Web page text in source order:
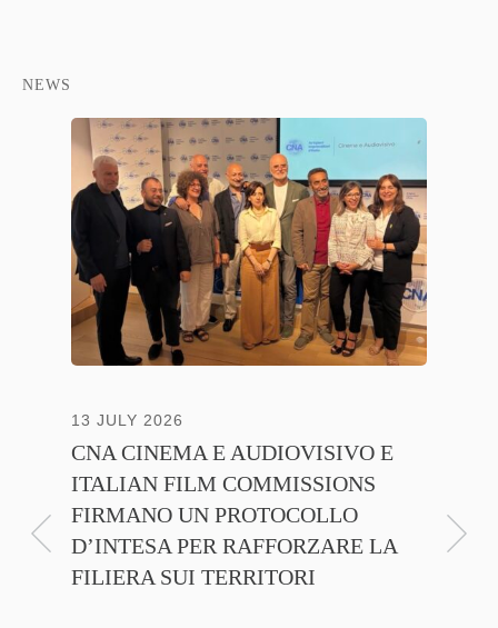
NEWS
13 JULY 2026
CNA CINEMA E AUDIOVISIVO E
ITALIAN FILM COMMISSIONS
FIRMANO UN PROTOCOLLO
D’INTESA PER RAFFORZARE LA
FILIERA SUI TERRITORI